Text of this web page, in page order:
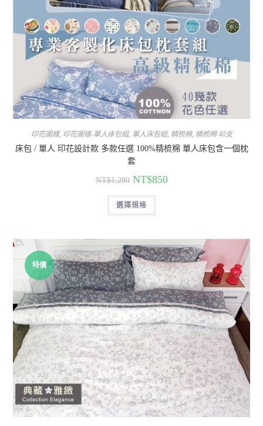
印花圖樣, 印花圖樣-單人床包組, 單人床包組, 精梳棉, 精梳棉 40支
床包 / 單人 印花設計款 多款任選 100%精梳棉 單人床包含一個枕
套
NT$1,280 NT$850
選擇規格
特價